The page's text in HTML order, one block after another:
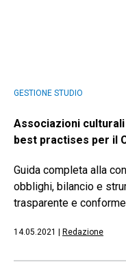
GESTIONE STUDIO
Associazioni
best practises per il
Guida completa alla
obblighi, bilancio e
trasparente e
14.05.2021 Redazione